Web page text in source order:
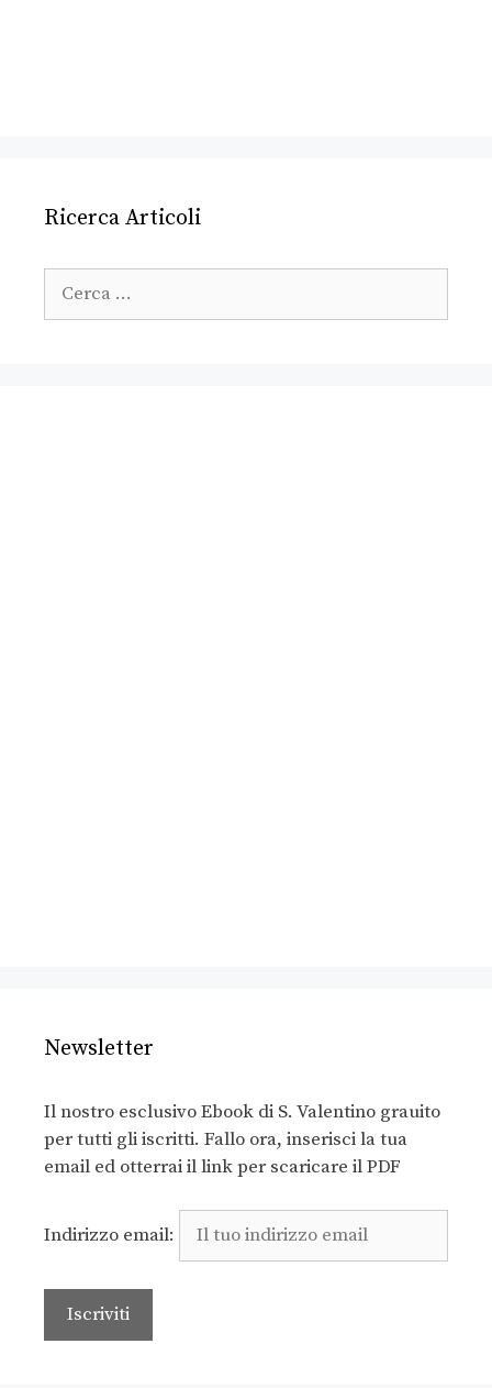
Ricerca Articoli
Newsletter
Il nostro esclusivo Ebook di S. Valentino grauito
per tutti gli iscritti. Fallo ora, inserisci la tua
email ed otterrai il link per scaricare il PDF
Indirizzo email: